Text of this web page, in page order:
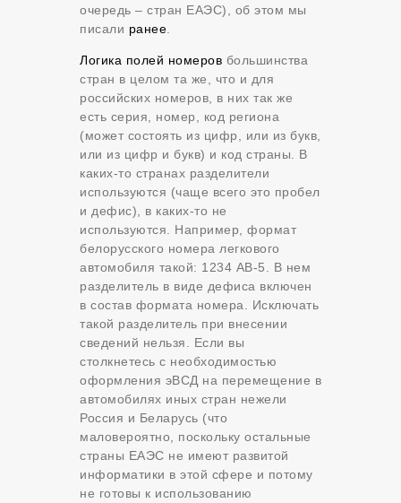
очередь – стран ЕАЭС), об этом мы
писали ранее.
Логика полей номеров большинства
стран в целом та же, что и для
российских номеров, в них так же
есть серия, номер, код региона
(может состоять из цифр, или из букв,
или из цифр и букв) и код страны. В
каких-то странах разделители
используются (чаще всего это пробел
и дефис), в каких-то не
используются. Например, формат
белорусского номера легкового
автомобиля такой: 1234 AB-5. В нем
разделитель в виде дефиса включен
в состав формата номера. Исключать
такой разделитель при внесении
сведений нельзя. Если вы
столкнетесь с необходимостью
оформления эВСД на перемещение в
автомобилях иных стран нежели
Россия и Беларусь (что
маловероятно, поскольку остальные
страны ЕАЭС не имеют развитой
информатики в этой сфере и потому
не готовы к использованию